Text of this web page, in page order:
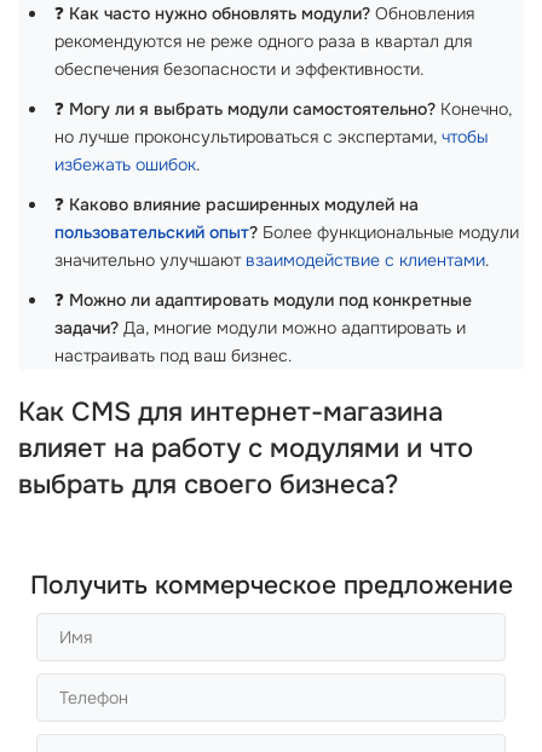
❓ Как часто нужно обновлять модули? Обновления
рекомендуются не реже одного раза в квартал для
обеспечения безопасности и эффективности.
❓ Могу ли я выбрать модули самостоятельно? Конечно,
но лучше проконсультироваться с экспертами, чтобы
избежать ошибок.
❓ Каково влияние расширенных модулей на
пользовательский опыт? Более функциональные модули
значительно улучшают взаимодействие с клиентами.
❓ Можно ли адаптировать модули под конкретные
задачи? Да, многие модули можно адаптировать и
настраивать под ваш бизнес.
Как CMS для интернет-магазина
влияет на работу с модулями и что
выбрать для своего бизнеса?
Получить коммерческое предложение